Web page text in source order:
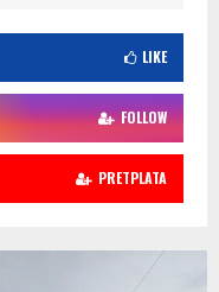
LIKE
FOLLOW
PRETPLATA